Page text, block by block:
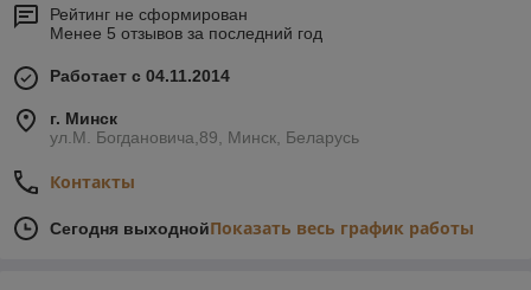
Рейтинг не сформирован
Менее 5 отзывов за последний год
Работает с 04.11.2014
г. Минск
ул.М. Богдановича,89, Минск, Беларусь
Контакты
Сегодня выходнойПоказать весь график работы